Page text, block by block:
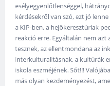
esélyegyenlőtlenséggel,
kérdésekről van szó, ezt jó
a KIP-ben, a hejőkeresztúriak
reakció erre. Egyáltalán nem
tesznek, az ellentmondana az
interkulturalitásnak, a kultúrák
iskola eszméjének. Sőt!!!
más olyan kezdeményezést,